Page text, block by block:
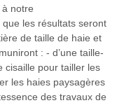
notre
les résultats seront
de taille de haie et
: - d’une taille-
cisaille pour tailler les
les haies paysagères
des travaux de